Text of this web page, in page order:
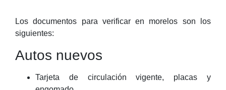
Los documentos para verificar en morelos son los
siguientes:
Autos nuevos
Tarjeta de circulación vigente, placas y